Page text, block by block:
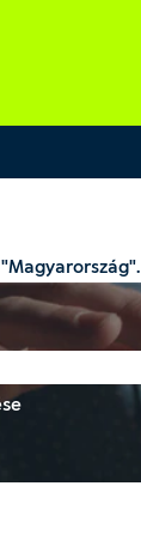
"Magyarország".